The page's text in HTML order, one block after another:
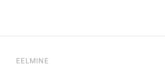
EELMINE